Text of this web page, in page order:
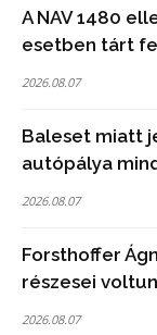
A NAV 1480
esetben tárt
2026.08.07
Baleset miatt
autópálya
2026.08.07
Forsthoffer
részesei
2026.08.07